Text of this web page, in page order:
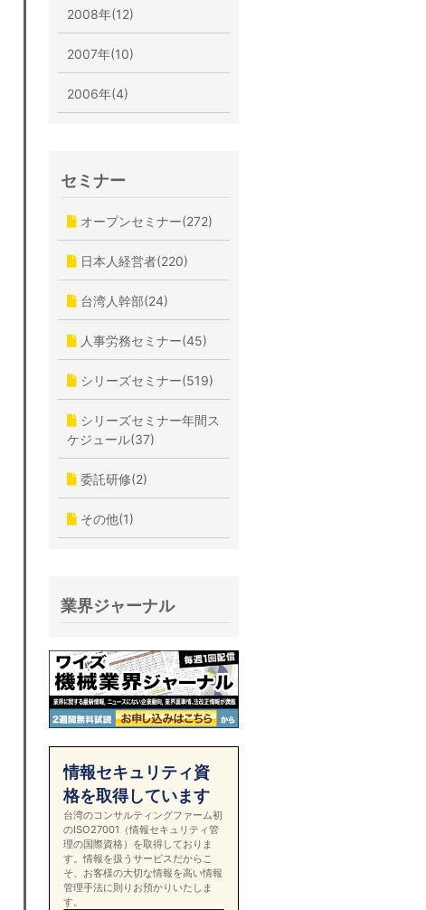
2008年(12)
2007年(10)
2006年(4)
セミナー
オープンセミナー(272)
日本人経営者(220)
台湾人幹部(24)
人事労務セミナー(45)
シリーズセミナー(519)
シリーズセミナー年間ス
ケジュール(37)
委託研修(2)
その他(1)
業界ジャーナル
情報セキュリティ資
格を取得しています
台湾のコンサルティングファーム初
のISO27001（情報セキュリティ管
理の国際資格）を取得しておりま
す。情報を扱うサービスだからこ
そ、お客様の大切な情報を高い情報
管理手法に則りお預かりいたしま
す。